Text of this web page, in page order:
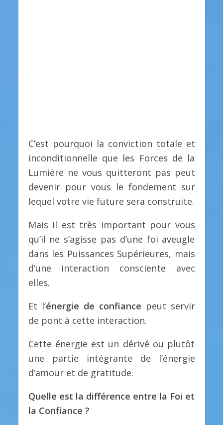
C’est pourquoi la conviction totale et
inconditionnelle que les Forces de la
Lumière ne vous quitteront pas peut
devenir pour vous le fondement sur
lequel votre vie future sera construite.
Mais il est très important pour vous
qu’il ne s’agisse pas d’une foi aveugle
dans les Puissances Supérieures, mais
d’une interaction consciente avec
elles.
Et l’énergie de confiance peut servir
de pont à cette interaction.
Cette énergie est un dérivé ou plutôt
une partie intégrante de l’énergie
d’amour et de gratitude.
Quelle est la différence entre la Foi et
la Confiance ?